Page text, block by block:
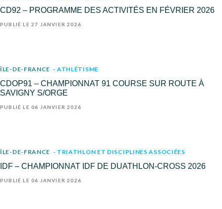
CD92 – PROGRAMME DES ACTIVITÉS EN FÉVRIER 2026
PUBLIÉ LE 27 JANVIER 2026
ÎLE-DE-FRANCE - ATHLÉTISME
CDOP91 – CHAMPIONNAT 91 COURSE SUR ROUTE À
SAVIGNY S/ORGE
PUBLIÉ LE 06 JANVIER 2026
ÎLE-DE-FRANCE - TRIATHLON ET DISCIPLINES ASSOCIÉES
IDF – CHAMPIONNAT IDF DE DUATHLON-CROSS 2026
PUBLIÉ LE 06 JANVIER 2026